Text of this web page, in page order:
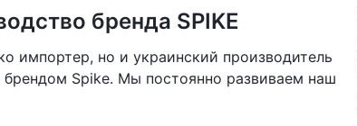
бренда SPIKE
импортер, но и украинский производитель
брендом Spike. Мы постоянно развиваем наш